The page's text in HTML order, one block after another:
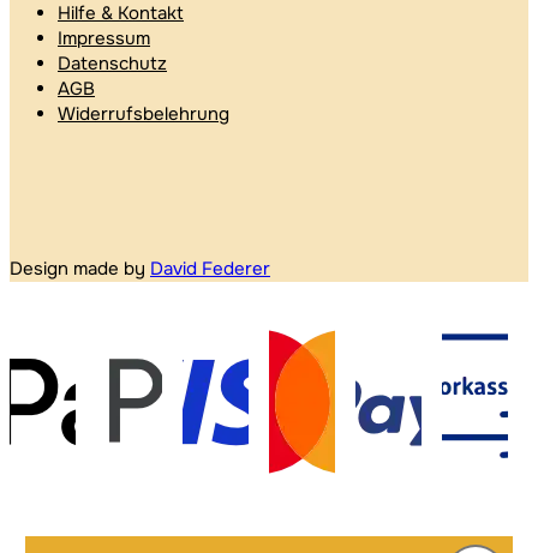
Hilfe & Kontakt
Impressum
Datenschutz
AGB
Widerrufsbelehrung
Design made by David Federer